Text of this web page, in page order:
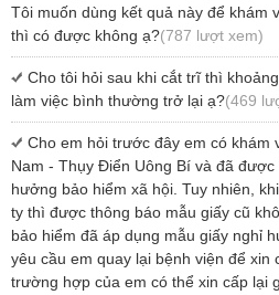
Tôi muốn dùng kết quả này để khám
thì có được không ạ?(787 lượt xem)
Cho tôi hỏi sau khi cắt trĩ thì
làm việc bình thường trở lại ạ?(469
Cho em hỏi trước đây em có khám
Nam - Thụy Điển Uông Bí và đã
hưởng bảo hiểm xã hội. Tuy nhiên,
ty thì được thông báo mẫu giấy cũ
bảo hiểm đã áp dụng mẫu giấy nghỉ
yêu cầu em quay lại bệnh viện để xin
trường hợp của em có thể xin cấp lại